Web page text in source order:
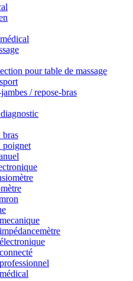
pour table de massage
/ repose-bras
bras
poignet